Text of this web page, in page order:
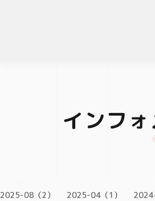
インフ
2025-08（2） 2025-04（1）